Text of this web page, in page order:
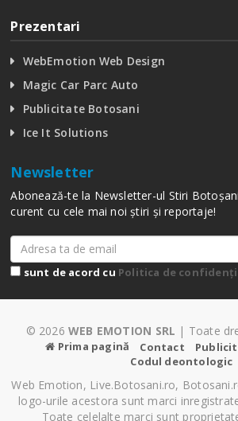
Prezentari
WebEmotion Web Design
Magic Car Parc Auto
Publicitate Botosani
Ice It Solutions
Newsletter
Abonează-te la Newsletter-ul Stiri
curent cu cele mai noi știri și reportaje!
sunt de acord cu Politica de
© 2026 WEB EMOTION SRL | Toate
Prima pagină Contact
Codul deontologic
Web Emotion, Live.Botosani.ro,
logo-urile acestora sunt marci
Toate celelalte marci sunt